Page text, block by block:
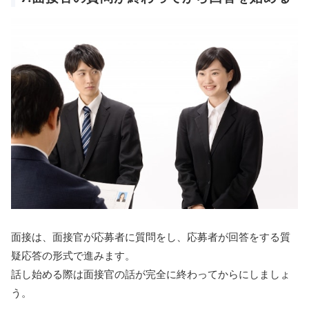
面接は、面接官が応募者に質問をし、応募者が回答をする質
疑応答の形式で進みます。
話し始める際は面接官の話が完全に終わってからにしましょ
う。